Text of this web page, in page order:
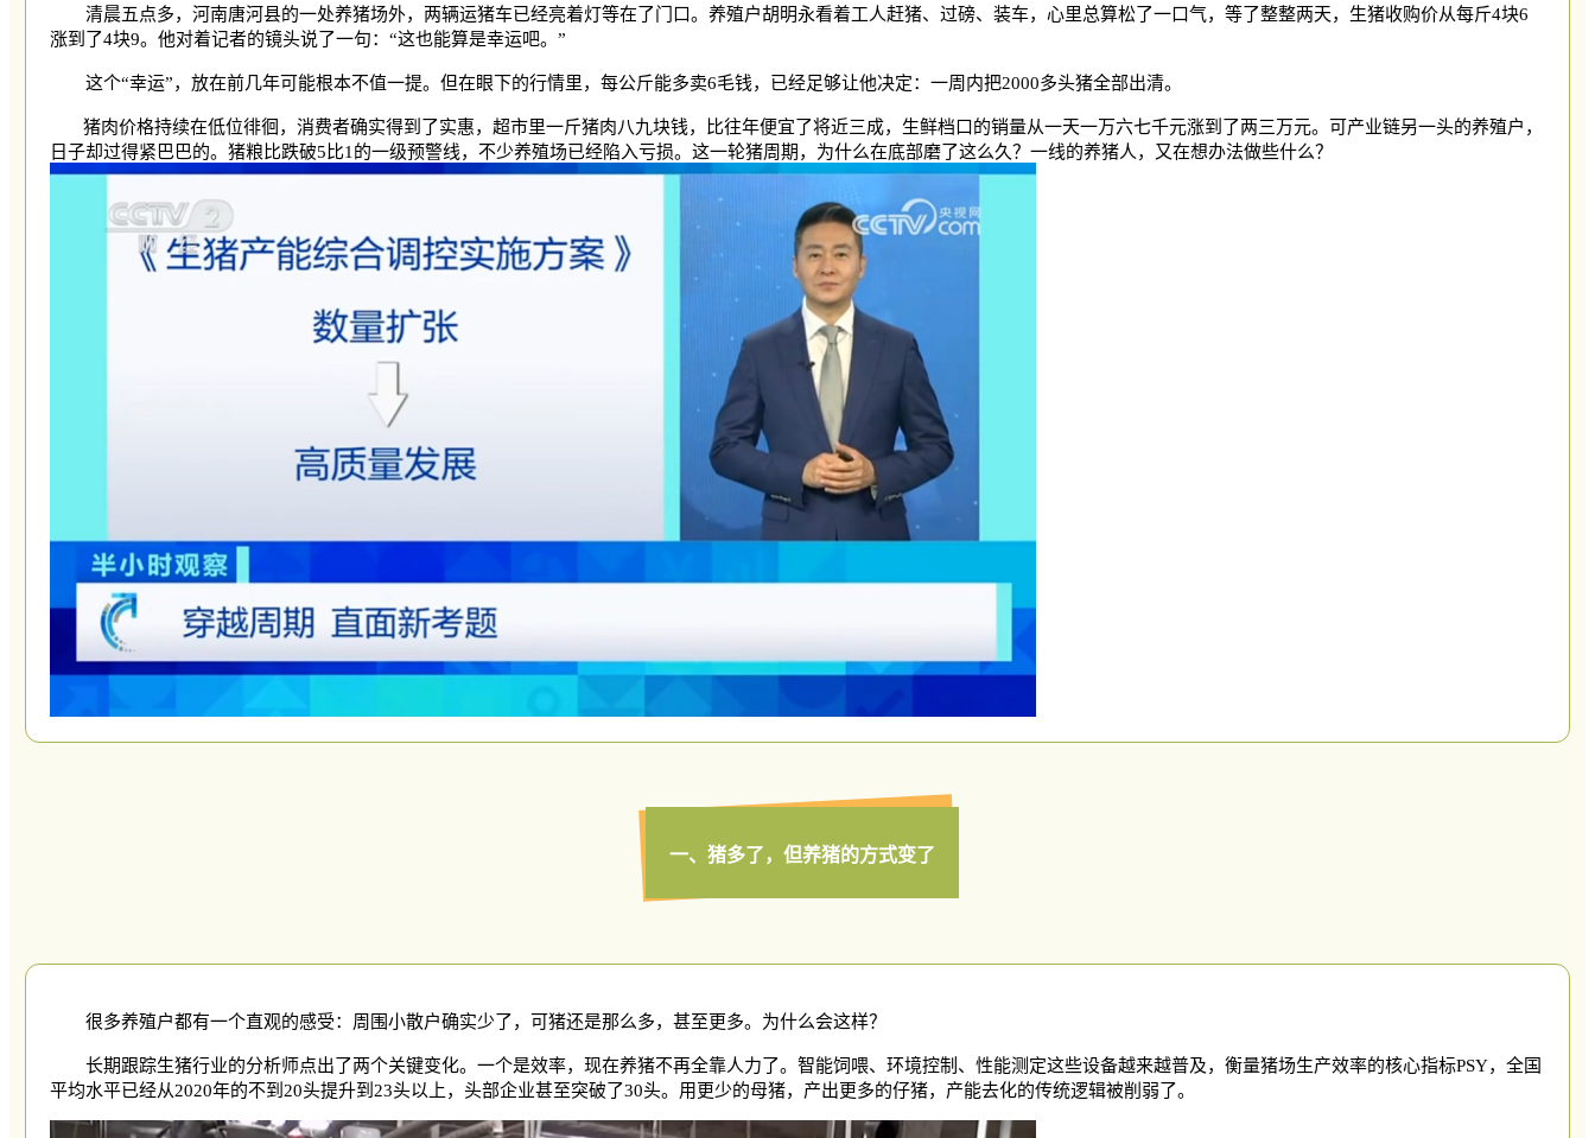
清晨五点多，河南唐河县的一处养猪场外，两辆运猪车已经亮着灯等在了门口。养殖户胡明永看着工人赶猪、过磅、装车，心里总算松了一口气，等了整整两天，生猪收购价从每斤4块6
涨到了4块9。他对着记者的镜头说了一句：“这也能算是幸运吧。”
这个“幸运”，放在前几年可能根本不值一提。但在眼下的行情里，每公斤能多卖6毛钱，已经足够让他决定：一周内把2000多头猪全部出清。
猪肉价格持续在低位徘徊，消费者确实得到了实惠，超市里一斤猪肉八九块钱，比往年便宜了将近三成，生鲜档口的销量从一天一万六七千元涨到了两三万元。可产业链另一头的养殖户，
日子却过得紧巴巴的。猪粮比跌破5比1的一级预警线，不少养殖场已经陷入亏损。这一轮猪周期，为什么在底部磨了这么久？一线的养猪人，又在想办法做些什么？
一、猪多了，但养猪的方式变了
很多养殖户都有一个直观的感受：周围小散户确实少了，可猪还是那么多，甚至更多。为什么会这样？
长期跟踪生猪行业的分析师点出了两个关键变化。一个是效率，现在养猪不再全靠人力了。智能饲喂、环境控制、性能测定这些设备越来越普及，衡量猪场生产效率的核心指标PSY，全国
平均水平已经从2020年的不到20头提升到23头以上，头部企业甚至突破了30头。用更少的母猪，产出更多的仔猪，产能去化的传统逻辑被削弱了。